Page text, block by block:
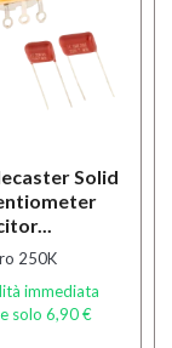
Solid
250K
immediata
solo 6,90 €